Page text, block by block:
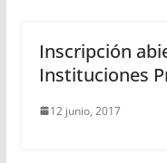
Inscripción
Instituciones
12 junio, 2017